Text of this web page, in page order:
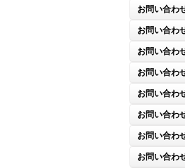
お問い合わ
お問い合わ
お問い合わ
お問い合わ
お問い合わ
お問い合わ
お問い合わ
お問い合わ